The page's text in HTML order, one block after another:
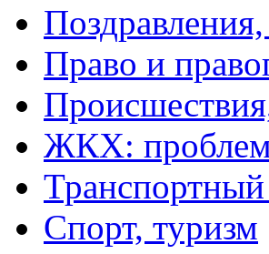
Право и
ЖКХ:
Транспортный
Спорт, туризм